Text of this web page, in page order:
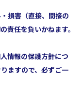
損害（直接、間接の
責任を負いかねます。
情報の保護方針につ
ますので、必ずご一